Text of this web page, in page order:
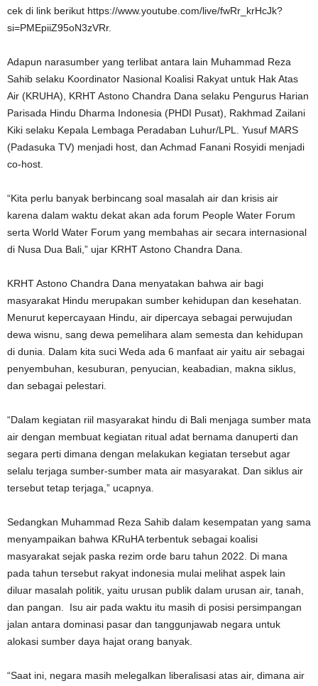
cek di link berikut https://www.youtube.com/live/fwRr_krHcJk?
si=PMEpiiZ95oN3zVRr.
Adapun narasumber yang terlibat antara lain Muhammad Reza
Sahib selaku Koordinator Nasional Koalisi Rakyat untuk Hak Atas
Air (KRUHA), KRHT Astono Chandra Dana selaku Pengurus Harian
Parisada Hindu Dharma Indonesia (PHDI Pusat), Rakhmad Zailani
Kiki selaku Kepala Lembaga Peradaban Luhur/LPL. Yusuf MARS
(Padasuka TV) menjadi host, dan Achmad Fanani Rosyidi menjadi
co-host.
“Kita perlu banyak berbincang soal masalah air dan krisis air
karena dalam waktu dekat akan ada forum People Water Forum
serta World Water Forum yang membahas air secara internasional
di Nusa Dua Bali,” ujar KRHT Astono Chandra Dana.
KRHT Astono Chandra Dana menyatakan bahwa air bagi
masyarakat Hindu merupakan sumber kehidupan dan kesehatan.
Menurut kepercayaan Hindu, air dipercaya sebagai perwujudan
dewa wisnu, sang dewa pemelihara alam semesta dan kehidupan
di dunia. Dalam kita suci Weda ada 6 manfaat air yaitu air sebagai
penyembuhan, kesuburan, penyucian, keabadian, makna siklus,
dan sebagai pelestari.
“Dalam kegiatan riil masyarakat hindu di Bali menjaga sumber mata
air dengan membuat kegiatan ritual adat bernama danuperti dan
segara perti dimana dengan melakukan kegiatan tersebut agar
selalu terjaga sumber-sumber mata air masyarakat. Dan siklus air
tersebut tetap terjaga,” ucapnya.
Sedangkan Muhammad Reza Sahib dalam kesempatan yang sama
menyampaikan bahwa KRuHA terbentuk sebagai koalisi
masyarakat sejak paska rezim orde baru tahun 2022. Di mana
pada tahun tersebut rakyat indonesia mulai melihat aspek lain
diluar masalah politik, yaitu urusan publik dalam urusan air, tanah,
dan pangan. Isu air pada waktu itu masih di posisi persimpangan
jalan antara dominasi pasar dan tanggunjawab negara untuk
alokasi sumber daya hajat orang banyak.
“Saat ini, negara masih melegalkan liberalisasi atas air, dimana air